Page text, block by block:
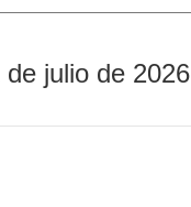
julio de 2026